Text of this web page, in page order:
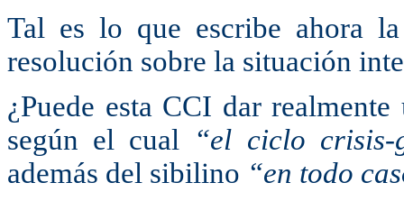
Tal es lo que escribe ahora
resolución sobre la situación
¿Puede esta CCI dar
según el cual “el ciclo crisis-
además del sibilino “en todo